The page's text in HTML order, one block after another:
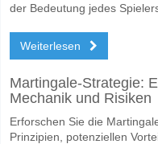
der Bedeutung jedes
Weiterlesen
Martingale-Strategie:
Mechanik und Risiken
Erforschen Sie die
Prinzipien, potenziellen